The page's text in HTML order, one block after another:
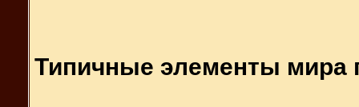
Типичные элементы мира